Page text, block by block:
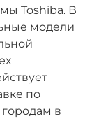
Toshiba. В
модели
по
в